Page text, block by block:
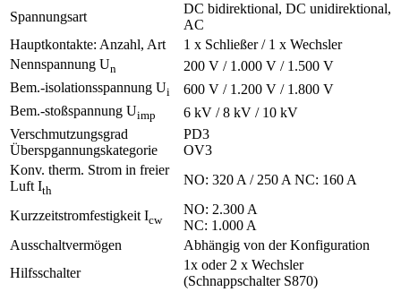
Spannungsart
DC bidirektional, DC unidirektional,
AC
Hauptkontakte: Anzahl, Art
1 x Schließer / 1 x Wechsler
Nennspannung Un
200 V / 1.000 V / 1.500 V
Bem.-isolationsspannung Ui
600 V / 1.200 V / 1.800 V
Bem.-stoßspannung Uimp
6 kV / 8 kV / 10 kV
Verschmutzungsgrad
Überspgannungskategorie
PD3
OV3
Konv. therm. Strom in freier
Luft Ith
NO: 320 A / 250 A NC: 160 A
Kurzzeitstromfestigkeit Icw
NO: 2.300 A
NC: 1.000 A
Ausschaltvermögen
Abhängig von der Konfiguration
Hilfsschalter
1x oder 2 x Wechsler
(Schnappschalter S870)